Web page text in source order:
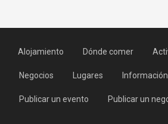
Alojamiento Dónde comer
Negocios Lugares Información
Publicar un evento Publicar un